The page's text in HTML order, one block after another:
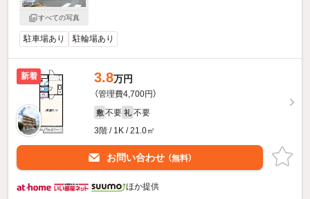
すべての写真
駐車場あり 駐輪場あり
新着 3.8万円
（管理費4,700円）
敷 不要 礼 不要
3階 / 1K / 21.0㎡
お問い合わせ （無料）
ほか提供